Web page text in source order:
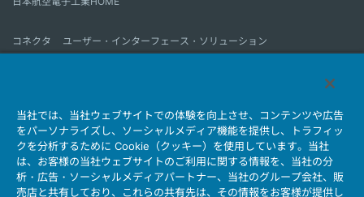
コネクタ
ユーザー・インターフェース・ソリューション
会社情報 サステナビリティ IR情報 採用情報
会社情報新着一覧
製品情報新着一覧
サイトマップ お問い合わせ
当社では、当社ウェブサイトでの体験を向上させ、コンテンツや広告
をパーソナライズし、ソーシャルメディア機能を提供し、トラフィッ
クを分析するために Cookie（クッキー）を使用しています。当社
は、お客様の当社ウェブサイトのご利用に関する情報を、当社の分
析・広告・ソーシャルメディアパートナー、当社のグループ会社、販
売店と共有しており、これらの共有先は、その情報をお客様が提供し